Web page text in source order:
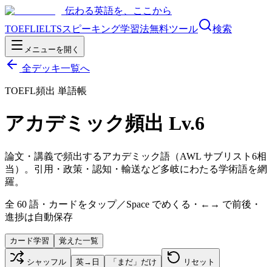
伝わる英語を、ここから
TOEFLIELTSスピーキング学習法無料ツール 検索
メニューを開く
全デッキ一覧へ
TOEFL頻出 単語帳
アカデミック頻出 Lv.6
論文・講義で頻出するアカデミック語（AWL サブリスト6相
当）。引用・政策・認知・輸送など多岐にわたる学術語を網
羅。
全 60 語・カードをタップ／Space でめくる・←→ で前後・
進捗は自動保存
カード学習 覚えた一覧
シャッフル 英→日 「まだ」だけ リセット